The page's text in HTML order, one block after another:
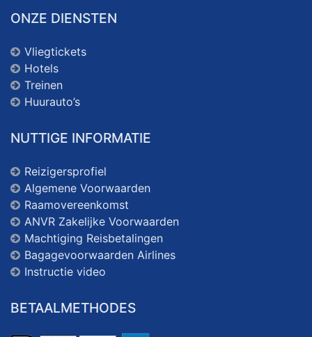
ONZE DIENSTEN
Vliegtickets
Hotels
Treinen
Huurauto’s
NUTTIGE INFORMATIE
Reizigersprofiel
Algemene Voorwaarden
Raamovereenkomst
ANVR Zakelijke Voorwaarden
Machtiging Reisbetalingen
Bagagevoorwaarden Airlines
Instructie video
BETAALMETHODES